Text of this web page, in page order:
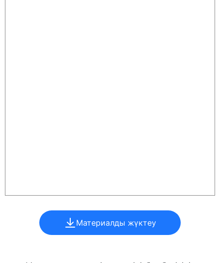
Материалды жүктеу